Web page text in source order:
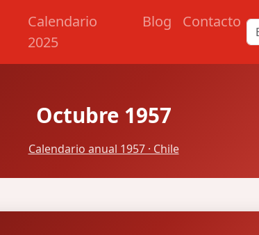
Calendario
2025
Blog Contacto
Octubre 1957
Calendario anual 1957 · Chile